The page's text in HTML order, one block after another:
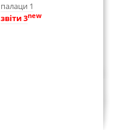
палаци 1
звіти 3new